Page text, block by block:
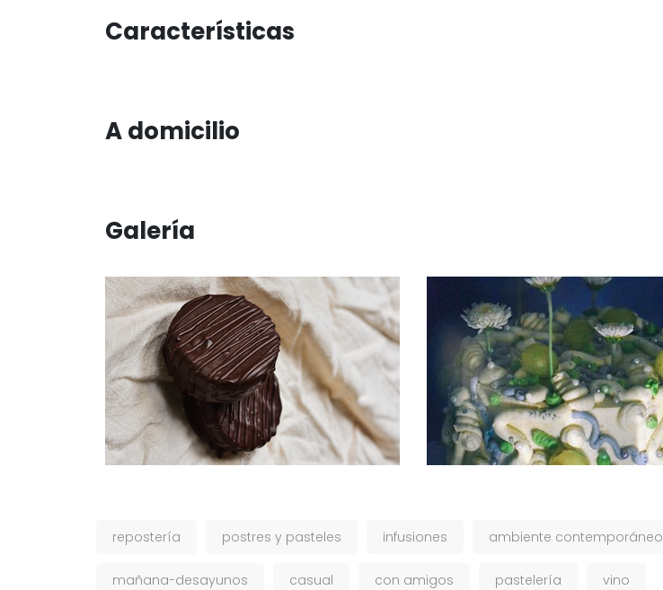
Características
A domicilio
Galería
repostería postres y pasteles infusiones ambiente contemporáneo
mañana-desayunos casual con amigos pastelería vino